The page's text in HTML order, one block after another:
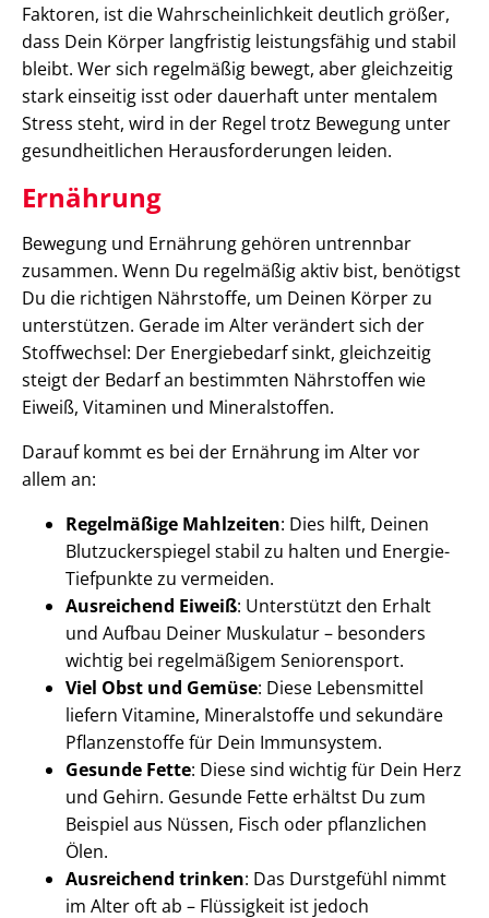
Faktoren, ist die Wahrscheinlichkeit deutlich größer,
dass Dein Körper langfristig leistungsfähig und stabil
bleibt. Wer sich regelmäßig bewegt, aber gleichzeitig
stark einseitig isst oder dauerhaft unter mentalem
Stress steht, wird in der Regel trotz Bewegung unter
gesundheitlichen Herausforderungen leiden.
Ernährung
Bewegung und Ernährung gehören untrennbar
zusammen. Wenn Du regelmäßig aktiv bist, benötigst
Du die richtigen Nährstoffe, um Deinen Körper zu
unterstützen. Gerade im Alter verändert sich der
Stoffwechsel: Der Energiebedarf sinkt, gleichzeitig
steigt der Bedarf an bestimmten Nährstoffen wie
Eiweiß, Vitaminen und Mineralstoffen.
Darauf kommt es bei der Ernährung im Alter vor
allem an:
Regelmäßige Mahlzeiten: Dies hilft, Deinen
Blutzuckerspiegel stabil zu halten und Energie-
Tiefpunkte zu vermeiden.
Ausreichend Eiweiß: Unterstützt den Erhalt
und Aufbau Deiner Muskulatur – besonders
wichtig bei regelmäßigem Seniorensport.
Viel Obst und Gemüse: Diese Lebensmittel
liefern Vitamine, Mineralstoffe und sekundäre
Pflanzenstoffe für Dein Immunsystem.
Gesunde Fette: Diese sind wichtig für Dein Herz
und Gehirn. Gesunde Fette erhältst Du zum
Beispiel aus Nüssen, Fisch oder pflanzlichen
Ölen.
Ausreichend trinken: Das Durstgefühl nimmt
im Alter oft ab – Flüssigkeit ist jedoch